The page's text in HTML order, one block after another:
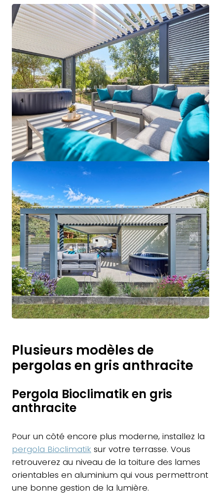
Plusieurs modèles de
pergolas en gris anthracite
Pergola Bioclimatik en gris
anthracite
Pour un côté encore plus moderne, installez la
pergola Bioclimatik sur votre terrasse. Vous
retrouverez au niveau de la toiture des lames
orientables en aluminium qui vous permettront
une bonne gestion de la lumière.